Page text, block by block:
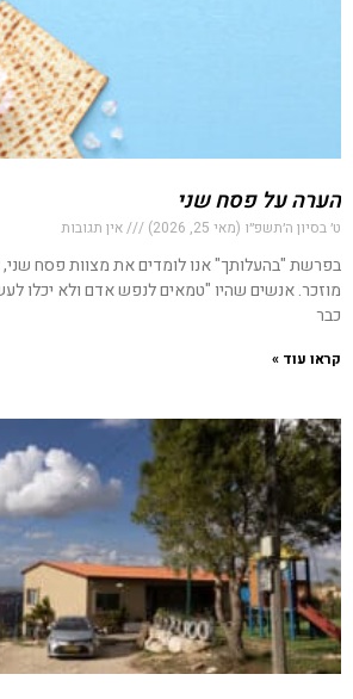
הערה על פסח שני
ט׳ בסיון ה׳תשפ״ו (מאי 25, 2026) אין תגובות
בפרשת "בהעלותך" אנו לומדים את מצוות פסח
מוזכר. אנשים שהיו "טמאים לנפש אדם ולא יכלו
כבר
קראו עוד »